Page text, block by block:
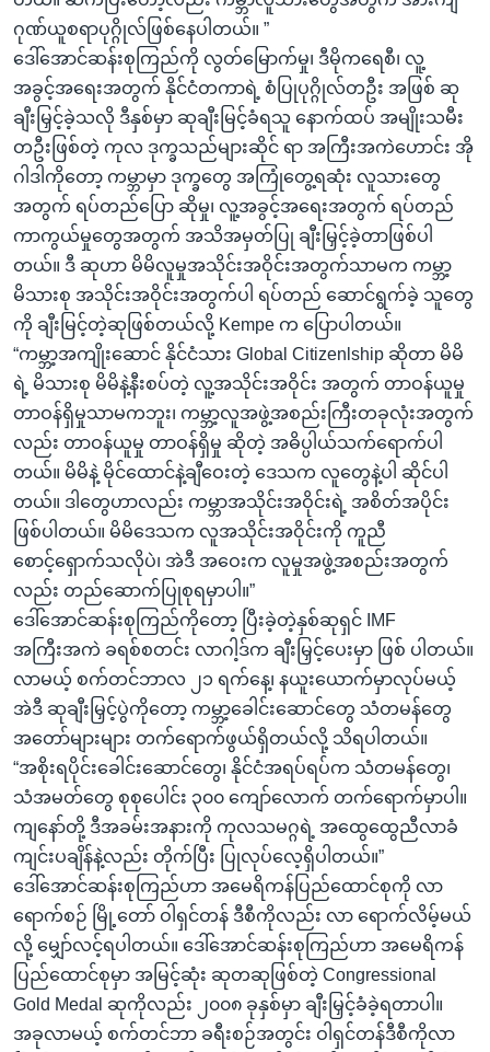
ဂုဏ်ယူစရာပုဂ္ဂိုလ်ဖြစ်နေပါတယ်။ ”
ဒေါ်အောင်ဆန်းစုကြည်ကို လွတ်မြောက်မှု၊ ဒီမိုကရေစီ၊ လူ့
အခွင့်အရေးအတွက် နိုင်ငံတကာရဲ့ စံပြုပုဂ္ဂိုလ်တဦး အဖြစ် ဆု
ချီးမြှင့်ခဲ့သလို ဒီနှစ်မှာ ဆုချီးမြင့်ခံရသူ နောက်ထပ် အမျိုးသမီး
တဦးဖြစ်တဲ့ ကုလ ဒုက္ခသည်များဆိုင် ရာ အကြီးအကဲဟောင်း အို
ဂါဒါကိုတော့ ကမ္ဘာမှာ ဒုက္ခတွေ အကြုံတွေ့ရဆုံး လူသားတွေ
အတွက် ရပ်တည်ပြော ဆိုမှု၊ လူ့အခွင့်အရေးအတွက် ရပ်တည်
ကာကွယ်မှုတွေအတွက် အသိအမှတ်ပြု ချီးမြှင့်ခဲ့တာဖြစ်ပါ
တယ်။ ဒီ ဆုဟာ မိမိလူမှုအသိုင်းအဝိုင်းအတွက်သာမက ကမ္ဘာ့
မိသားစု အသိုင်းအဝိုင်းအတွက်ပါ ရပ်တည် ဆောင်ရွက်ခဲ့ သူတွေ
ကို ချီးမြင့်တဲ့ဆုဖြစ်တယ်လို့ Kempe က ပြောပါတယ်။
“ကမ္ဘာ့အကျိုးဆောင် နိုင်ငံသား Global Citizenlship ဆိုတာ မိမိ
ရဲ့ မိသားစု မိမိနဲ့နီးစပ်တဲ့ လူ့အသိုင်းအဝိုင်း အတွက် တာဝန်ယူမှု
တာဝန်ရှိမှုသာမကဘူး၊ ကမ္ဘာ့လူအဖွဲ့အစည်းကြီးတခုလုံးအတွက်
လည်း တာဝန်ယူမှု တာဝန်ရှိမှု ဆိုတဲ့ အဓိပ္ပါယ်သက်ရောက်ပါ
တယ်။ မိမိနဲ့ မိုင်ထောင်နဲ့ချီဝေးတဲ့ ဒေသက လူတွေနဲ့ပါ ဆိုင်ပါ
တယ်။ ဒါတွေဟာလည်း ကမ္ဘာအသိုင်းအဝိုင်းရဲ့ အစိတ်အပိုင်း
ဖြစ်ပါတယ်။ မိမိဒေသက လူအသိုင်းအဝိုင်းကို ကူညီ
စောင့်ရှောက်သလိုပဲ၊ အဲဒီ အဝေးက လူမှုအဖွဲ့အစည်းအတွက်
လည်း တည်ဆောက်ပြုစုရမှာပါ။”
ဒေါ်အောင်ဆန်းစုကြည်ကိုတော့ ပြီးခဲ့တဲ့နှစ်ဆုရှင် IMF
အကြီးအကဲ ခရစ်စတင်း လာဂါ့ဒ်က ချီးမြှင့်ပေးမှာ ဖြစ် ပါတယ်။
လာမယ့် စက်တင်ဘာလ ၂၁ ရက်နေ့၊ နယူးယောက်မှာလုပ်မယ့်
အဲဒီ ဆုချီးမြှင့်ပွဲကိုတော့ ကမ္ဘာ့ခေါင်းဆောင်တွေ သံတမန်တွေ
အတော်များများ တက်ရောက်ဖွယ်ရှိတယ်လို့ သိရပါတယ်။
“အစိုးရပိုင်းခေါင်းဆောင်တွေ၊ နိုင်ငံအရပ်ရပ်က သံတမန်တွေ၊
သံအမတ်တွေ စုစုပေါင်း ၃၀၀ ကျော်လောက် တက်ရောက်မှာပါ။
ကျနော်တို့ ဒီအခမ်းအနားကို ကုလသမဂ္ဂရဲ့ အထွေထွေညီလာခံ
ကျင်းပချိန်နဲ့လည်း တိုက်ပြီး ပြုလုပ်လေ့ရှိပါတယ်။”
ဒေါ်အောင်ဆန်းစုကြည်ဟာ အမေရိကန်ပြည်ထောင်စုကို လာ
ရောက်စဉ် မြို့တော် ဝါရှင်တန် ဒီစီကိုလည်း လာ ရောက်လိမ့်မယ်
လို့ မျှော်လင့်ရပါတယ်။ ဒေါ်အောင်ဆန်းစုကြည်ဟာ အမေရိကန်
ပြည်ထောင်စုမှာ အမြင့်ဆုံး ဆုတဆုဖြစ်တဲ့ Congressional
Gold Medal ဆုကိုလည်း ၂၀၀၈ ခုနှစ်မှာ ချီးမြှင့်ခံခဲ့ရတာပါ။
အခုလာမယ့် စက်တင်ဘာ ခရီးစဉ်အတွင်း ဝါရှင်တန်ဒီစီကိုလာ